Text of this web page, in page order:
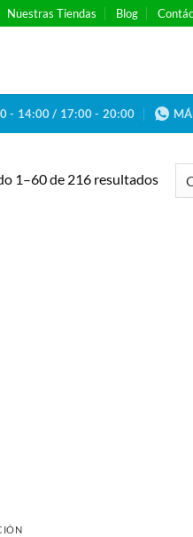
Nuestras Tiendas Blog
- 14:00 / 17:00 - 20:00
1–60 de 216 resultados
por